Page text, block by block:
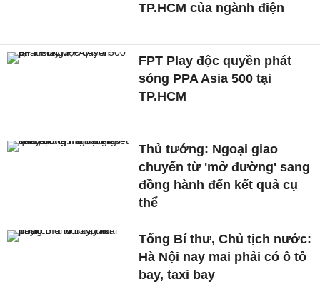
TP.HCM của ngành điện
FPT Play độc quyền phát
sóng PPA Asia 500 tại
TP.HCM
Thủ tướng: Ngoại giao
chuyển từ 'mở đường' sang
đồng hành đến kết quả cụ
thể
Tổng Bí thư, Chủ tịch nước:
Hà Nội nay mai phải có ô tô
bay, taxi bay